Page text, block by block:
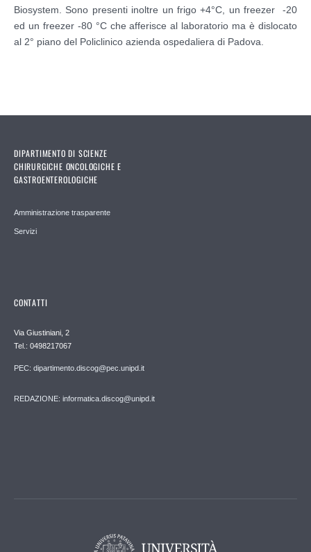
Biosystem. Sono presenti inoltre un frigo +4°C, un freezer -20
ed un freezer -80 °C che afferisce al laboratorio ma è dislocato
al 2° piano del Policlinico azienda ospedaliera di Padova.
DIPARTIMENTO DI SCIENZE
CHIRURGICHE ONCOLOGICHE E
GASTROENTEROLOGICHE
Amministrazione trasparente
Servizi
CONTATTI
Via Giustiniani, 2
Tel.: 0498217067
PEC: dipartimento.discog@pec.unipd.it
REDAZIONE: informatica.discog@unipd.it